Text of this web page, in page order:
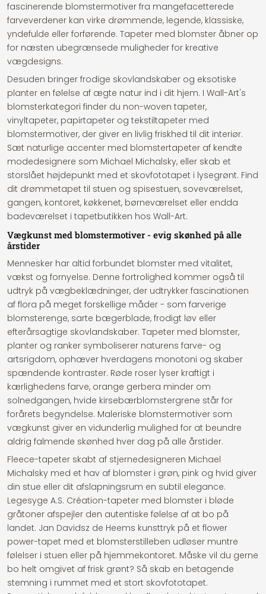
fascinerende blomstermotiver fra mangefacetterede
farveverdener kan virke drømmende, legende, klassiske,
yndefulde eller forførende. Tapeter med blomster åbner op
for næsten ubegrænsede muligheder for kreative
vægdesigns.
Desuden bringer frodige skovlandskaber og eksotiske
planter en følelse af ægte natur ind i dit hjem. I Wall-Art's
blomsterkategori finder du non-woven tapeter,
vinyltapeter, papirtapeter og tekstiltapeter med
blomstermotiver, der giver en livlig friskhed til dit interiør.
Sæt naturlige accenter med blomstertapeter af kendte
modedesignere som Michael Michalsky, eller skab et
storslået højdepunkt med et skovfototapet i lysegrønt. Find
dit drømmetapet til stuen og spisestuen, soveværelset,
gangen, kontoret, køkkenet, børneværelset eller endda
badeværelset i tapetbutikken hos Wall-Art.
Vægkunst med blomstermotiver - evig skønhed på alle
årstider
Mennesker har altid forbundet blomster med vitalitet,
vækst og fornyelse. Denne fortrolighed kommer også til
udtryk på vægbeklædninger, der udtrykker fascinationen
af flora på meget forskellige måder - som farverige
blomsterenge, sarte bægerblade, frodigt løv eller
efterårsagtige skovlandskaber. Tapeter med blomster,
planter og ranker symboliserer naturens farve- og
artsrigdom, ophæver hverdagens monotoni og skaber
spændende kontraster. Røde roser lyser kraftigt i
kærlighedens farve, orange gerbera minder om
solnedgangen, hvide kirsebærblomstergrene står for
forårets begyndelse. Maleriske blomstermotiver som
vægkunst giver en vidunderlig mulighed for at beundre
aldrig falmende skønhed hver dag på alle årstider.
Fleece-tapeter skabt af stjernedesigneren Michael
Michalsky med et hav af blomster i grøn, pink og hvid giver
din stue eller dit afslapningsrum en subtil elegance.
Legesyge A.S. Création-tapeter med blomster i bløde
gråtoner afspejler den autentiske følelse af at bo på
landet. Jan Davidsz de Heems kunsttryk på et flower
power-tapet med et blomsterstilleben udløser muntre
følelser i stuen eller på hjemmekontoret. Måske vil du gerne
bo helt omgivet af frisk grønt? Så skab en betagende
stemning i rummet med et stort skovfototapet.